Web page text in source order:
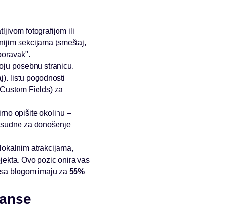
fotografijom ili
sekcijama (smeštaj,
posebnu stranicu.
listu pogodnosti
Fields) za
opišite okolinu –
za donošenje
atrakcijama,
Ovo pozicionira vas
blogom imaju za 55%